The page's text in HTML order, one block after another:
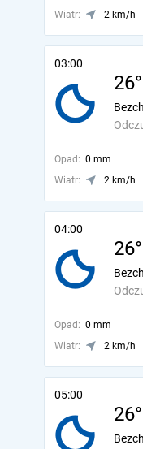
Wiatr:
2 km/h
03:00
Opad: 0 mm
Wiatr:
2 km/h
04:00
Opad: 0 mm
Wiatr:
2 km/h
05:00